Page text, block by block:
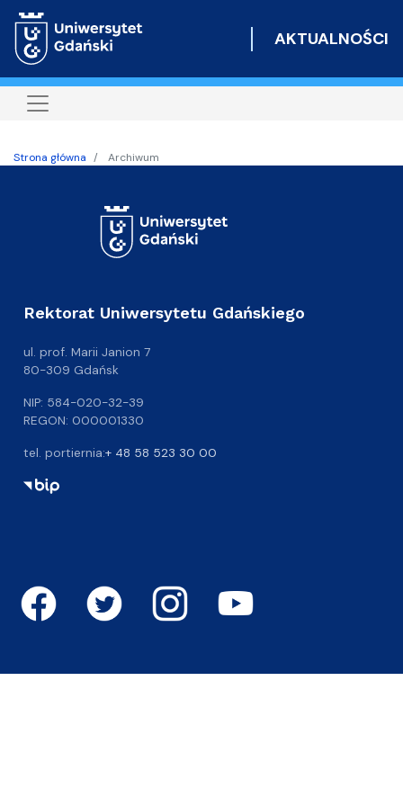
AKTUALNOŚCI
Strona główna Archiwum
Rektorat Uniwersytetu Gdańskiego
ul. prof. Marii Janion 7
80-309 Gdańsk
NIP: 584-020-32-39
REGON: 000001330
tel. portiernia:+ 48 58 523 30 00